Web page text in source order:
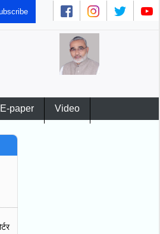
E-paper Video